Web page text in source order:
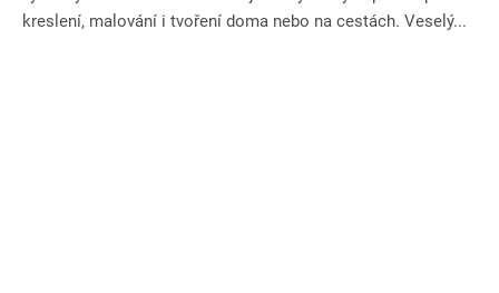
kreslení, malování i tvoření doma nebo na cestách. Veselý...